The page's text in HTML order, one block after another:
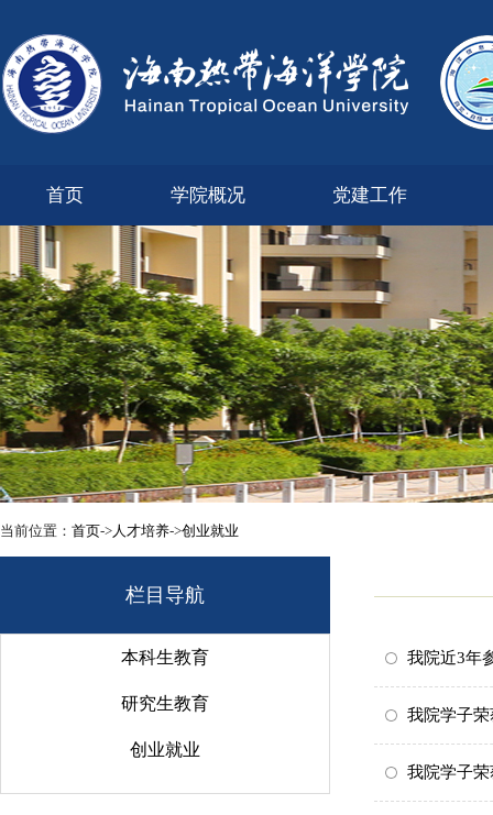
首页 学院概况 党建工作
当前位置： 首页->人才培养->创业就业
栏目导航
本科生教育
研究生教育
创业就业
我院近3年
我院学子
我院学子